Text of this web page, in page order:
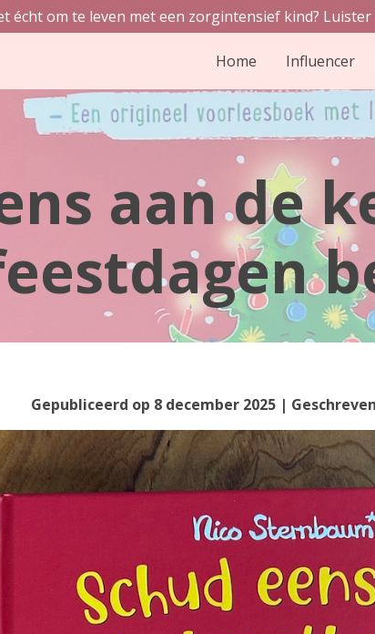
écht om te leven met een zorgintensief kind?
Home Influencer
aan de
Gepubliceerd op 8 december 2025 |